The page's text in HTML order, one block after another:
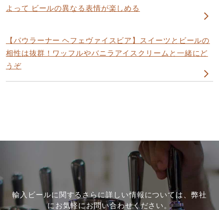
よって ビールの異なる表情が楽しめる
​【パウラーナー ヘフェヴァイスビア】スイーツとビールの
相性は抜群！ワッフルやバニラアイスクリームと一緒にど
うぞ
輸入ビールに関するさらに詳しい情報については、弊社
にお気軽にお問い合わせください。